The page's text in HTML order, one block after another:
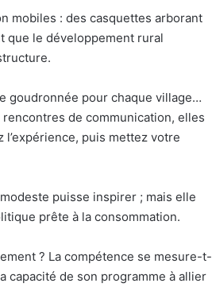
mobiles : des casquettes arborant
que le développement rural
goudronnée pour chaque village…
de communication, elles
l’expérience, puis mettez votre
puisse inspirer ; mais elle
prête à la consommation.
? La compétence se mesure-t-
capacité de son programme à allier